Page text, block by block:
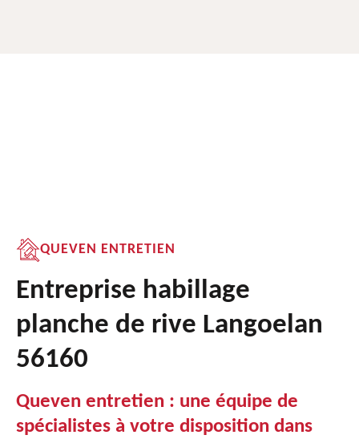
QUEVEN ENTRETIEN
Entreprise habillage
planche de rive Langoelan
56160
Queven entretien : une équipe de
spécialistes à votre disposition dans